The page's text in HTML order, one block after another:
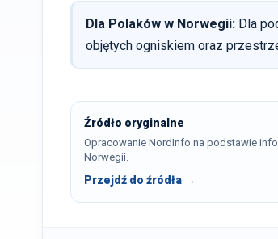
Dla Polaków w Norwegii: Dla
objętych ogniskiem oraz
Źródło oryginalne
Opracowanie NordInfo na podstawie
Norwegii.
Przejdź do źródła →